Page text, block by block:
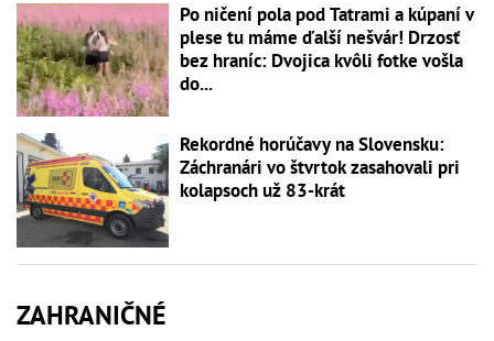
Po ničení pola pod Tatrami a kúpaní v
plese tu máme ďalší nešvár! Drzosť
bez hraníc: Dvojica kvôli fotke vošla
do...
Rekordné horúčavy na Slovensku:
Záchranári vo štvrtok zasahovali pri
kolapsoch už 83-krát
ZAHRANIČNÉ